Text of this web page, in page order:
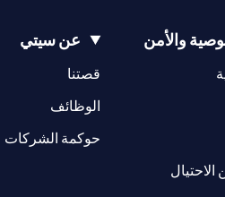
والأمن
الاحتيال
عن سيتي
قصتنا
(opens in a new tab)
الوظائف
(opens in a new tab)
حوكمة الشركات
(opens in a new tab)